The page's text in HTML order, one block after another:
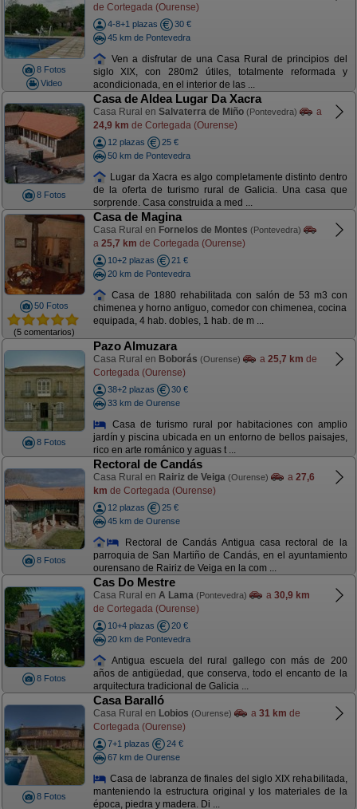
8 Fotos
Video
de Cortegada (Ourense)
4-8+1 plazas
30 €
45 km de Pontevedra
Ven a disfrutar de una Casa Rural de principios del
siglo XIX, con 280m2 útiles, totalmente reformada y
acondicionada, en el interior de las ...
8 Fotos
Casa de Aldea Lugar Da Xacra
Casa Rural en Salvaterra de Miño (Pontevedra)
a
24,9 km de Cortegada (Ourense)
12 plazas
25 €
50 km de Pontevedra
Lugar da Xacra es algo completamente distinto dentro
de la oferta de turismo rural de Galicia. Una casa que
sorprende. Casa construida a med ...
50 Fotos
(5 comentarios)
Casa de Magina
Casa Rural en Fornelos de Montes (Pontevedra)
a 25,7 km de Cortegada (Ourense)
10+2 plazas
21 €
20 km de Pontevedra
Casa de 1880 rehabilitada con salón de 53 m3 con
chimenea y horno antiguo, comedor con chimenea, cocina
equipada, 4 hab. dobles, 1 hab. de m ...
8 Fotos
Pazo Almuzara
Casa Rural en Boborás (Ourense) a 25,7 km de
Cortegada (Ourense)
38+2 plazas
30 €
33 km de Ourense
Casa de turismo rural por habitaciones con amplio
jardín y piscina ubicada en un entorno de bellos paisajes,
rico en arte románico y aguas t ...
8 Fotos
Rectoral de Candás
Casa Rural en Rairiz de Veiga (Ourense) a 27,6
km de Cortegada (Ourense)
12 plazas
25 €
45 km de Ourense
Rectoral de Candás Antigua casa rectoral de la
parroquia de San Martiño de Candás, en el ayuntamiento
ourensano de Rairiz de Veiga en la com ...
8 Fotos
Cas Do Mestre
Casa Rural en A Lama (Pontevedra) a 30,9 km
de Cortegada (Ourense)
10+4 plazas
20 €
20 km de Pontevedra
Antigua escuela del rural gallego con más de 200
años de antigüedad, que conserva, todo el encanto de la
arquitectura tradicional de Galicia ...
8 Fotos
Casa Baralló
Casa Rural en Lobios (Ourense) a 31 km de
Cortegada (Ourense)
7+1 plazas
24 €
67 km de Ourense
Casa de labranza de finales del siglo XIX rehabilitada,
manteniendo la estructura original y los materiales de la
época, piedra y madera. Di ...